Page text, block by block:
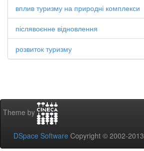
вплив туризму на природні комплекси
післявоєнне відновлення
розвиток туризму
Theme by
DSpace Software Copyright © 2002-2013